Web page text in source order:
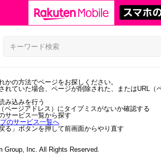
かの方法でページをお探しください。
れていた場合、ページが削除された、またはURL（
み込みを行う
ページアドレス）にタイプミスがないか確認する
サービス一覧から探す
のサービス一覧へ
る」ボタンを押して前画面からやり直す
Group, Inc. All Rights Reserved.